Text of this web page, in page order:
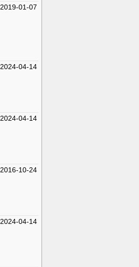
2019-01-07
2024-04-14
2024-04-14
2016-10-24
2024-04-14